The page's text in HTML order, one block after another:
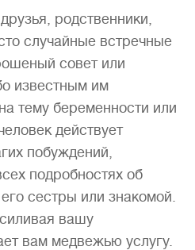
родственники,
случайные встречные
совет или
известным им
тему беременности или
действует
побуждений,
подробностях об
сестры или знакомой.
вашу
вам медвежью услугу.